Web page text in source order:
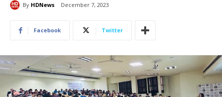
By HDNews December 7, 2023
Facebook Twitter